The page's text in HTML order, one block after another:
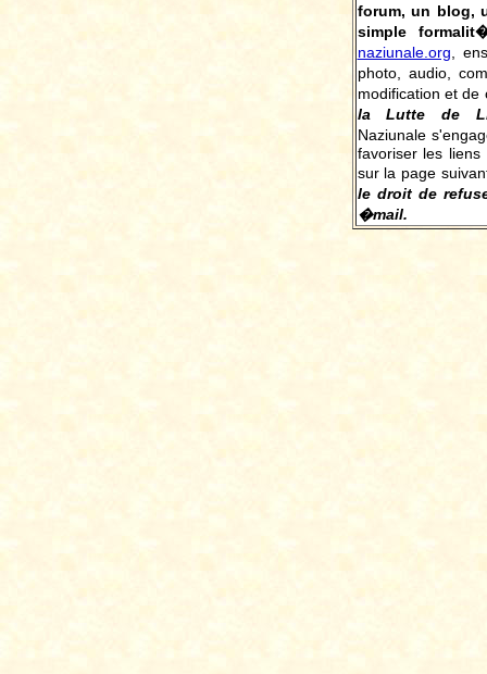
forum, un blog,
simple
naziunale.org ,
photo, audio,
modification et
la Lutte de
Naziunale
favoriser les
sur la page
le droit de
�mail.